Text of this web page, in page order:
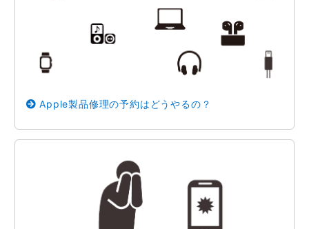
Apple製品修理の予約はどうやるの？